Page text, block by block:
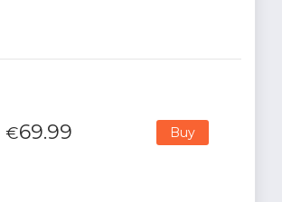
€69.99 Buy